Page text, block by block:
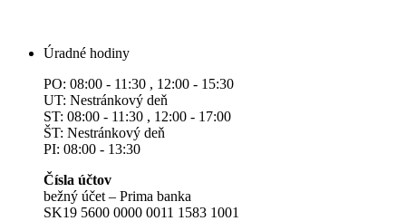
Úradné hodiny
PO: 08:00 - 11:30 , 12:00 - 15:30
UT: Nestránkový deň
ST: 08:00 - 11:30 , 12:00 - 17:00
ŠT: Nestránkový deň
PI: 08:00 - 13:30
Čísla účtov
bežný účet – Prima banka
SK19 5600 0000 0011 1583 1001